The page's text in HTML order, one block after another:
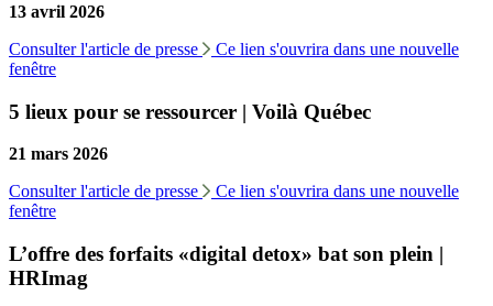
13 avril 2026
Consulter l'article de presse
Ce lien s'ouvrira dans une nouvelle
fenêtre
5 lieux pour se ressourcer | Voilà Québec
21 mars 2026
Consulter l'article de presse
Ce lien s'ouvrira dans une nouvelle
fenêtre
L’offre des forfaits «digital detox» bat son plein |
HRImag